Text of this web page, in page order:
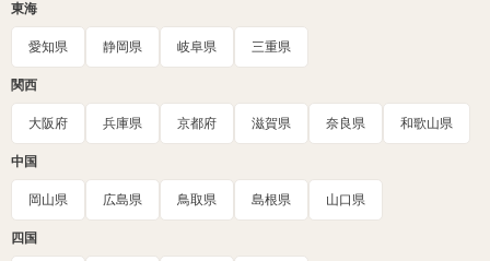
東海
愛知県 静岡県 岐阜県 三重県
関西
大阪府 兵庫県 京都府 滋賀県 奈良県 和歌山県
中国
岡山県 広島県 鳥取県 島根県 山口県
四国